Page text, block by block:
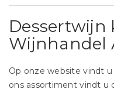
Dessertwijn
Wijnhandel
Op onze website vindt
ons assortiment vindt u